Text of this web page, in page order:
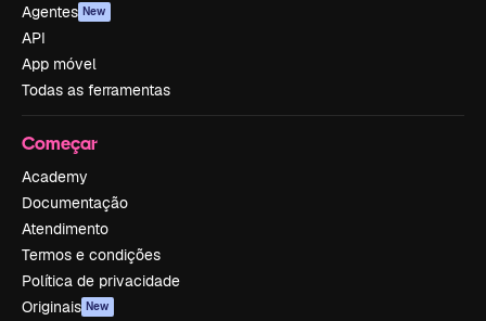
Agentes New
API
App móvel
Todas as ferramentas
Começar
Academy
Documentação
Atendimento
Termos e condições
Política de privacidade
Originais New